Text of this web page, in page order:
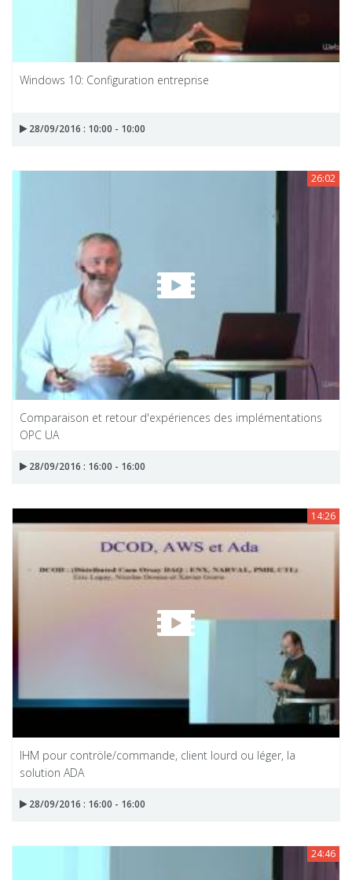
Windows 10: Configuration entreprise
28/09/2016 : 10:00 - 10:00
26:02
Comparaison et retour d'expériences des implémentations
OPC UA
28/09/2016 : 16:00 - 16:00
14:26
IHM pour contröle/commande, client lourd ou léger, la
solution ADA
28/09/2016 : 16:00 - 16:00
24:46